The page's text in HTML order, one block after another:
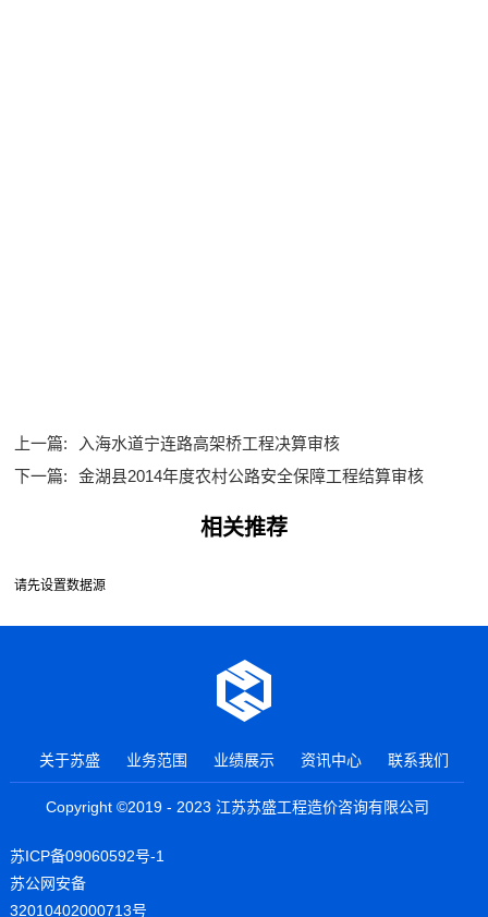
上一篇:
入海水道宁连路高架桥工程决算审核
下一篇:
金湖县2014年度农村公路安全保障工程结算审核
相关推荐
请先设置数据源
关于苏盛 业务范围 业绩展示 资讯中心 联系我们
Copyright ©2019 - 2023 江苏苏盛工程造价咨询有限公司
苏ICP备09060592号-1
苏公网安备
32010402000713号